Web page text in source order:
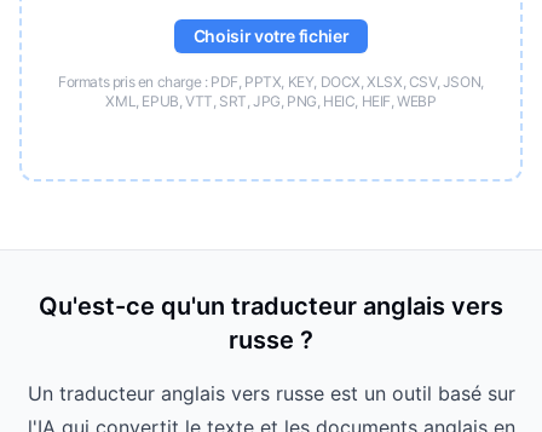
Choisir votre fichier
Formats pris en charge : PDF, PPTX, KEY, DOCX, XLSX, CSV, JSON,
XML, EPUB, VTT, SRT, JPG, PNG, HEIC, HEIF, WEBP
Qu'est-ce qu'un traducteur anglais vers
russe ?
Un traducteur anglais vers russe est un outil basé sur
l'IA qui convertit le texte et les documents anglais en